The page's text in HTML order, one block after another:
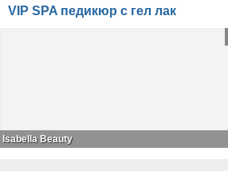
VIP SPA педикюр с гел лак
Isabella Beauty